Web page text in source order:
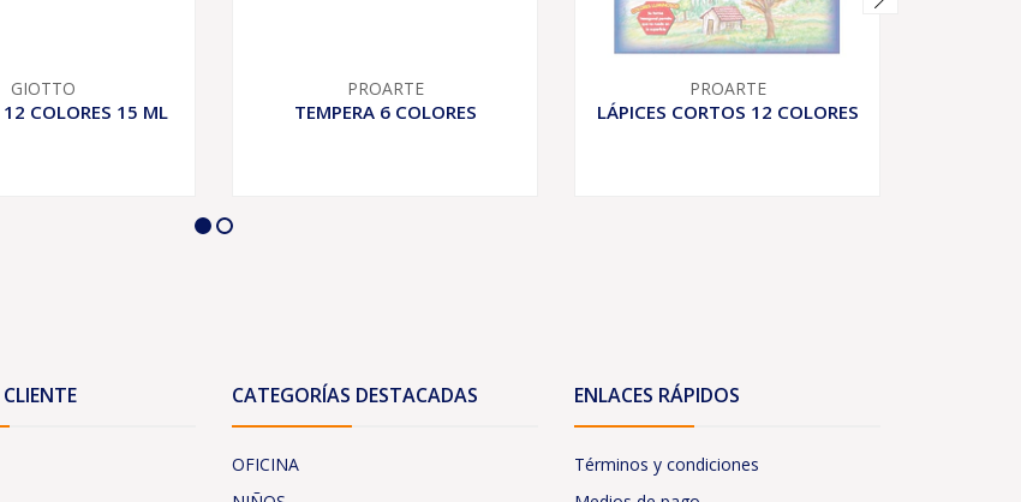
GIOTTO
12 COLORES 15 ML
PROARTE
TEMPERA 6 COLORES
PROARTE
LÁPICES CORTOS 12 COLORES
CATEGORÍAS DESTACADAS
OFICINA
ENLACES RÁPIDOS
Términos y condiciones